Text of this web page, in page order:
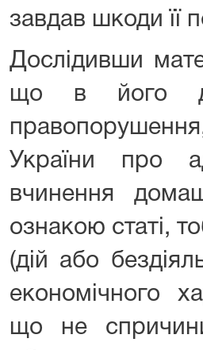
завдав шкоди її
Дослідивши
що в його
України про
вчинення
ознакою статі,
(дій або
економічного
що не